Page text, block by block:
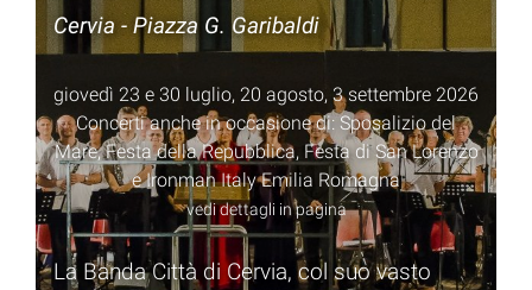
Cervia - Piazza G. Garibaldi
giovedì 23 e 30 luglio, 20 agosto, 3 settembre 2026
Concerti anche in occasione di: Sposalizio del
Mare, Festa della Repubblica, Festa di San Lorenzo
e Ironman Italy Emilia Romagna
vedi dettagli in pagina
La Banda Città di Cervia, col suo vasto